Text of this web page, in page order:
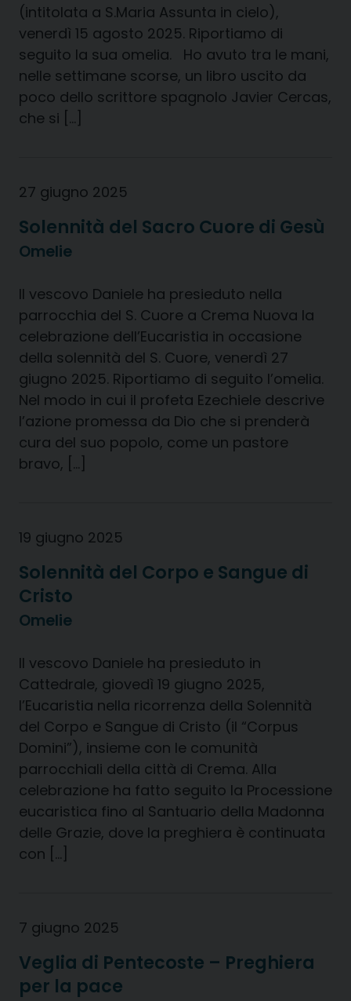
(intitolata a S.Maria Assunta in cielo),
venerdì 15 agosto 2025. Riportiamo di
seguito la sua omelia. Ho avuto tra le mani,
nelle settimane scorse, un libro uscito da
poco dello scrittore spagnolo Javier Cercas,
che si […]
27 giugno 2025
Solennità del Sacro Cuore di Gesù
Omelie
Il vescovo Daniele ha presieduto nella
parrocchia del S. Cuore a Crema Nuova la
celebrazione dell’Eucaristia in occasione
della solennità del S. Cuore, venerdì 27
giugno 2025. Riportiamo di seguito l’omelia.
Nel modo in cui il profeta Ezechiele descrive
l’azione promessa da Dio che si prenderà
cura del suo popolo, come un pastore
bravo, […]
19 giugno 2025
Solennità del Corpo e Sangue di
Cristo
Omelie
Il vescovo Daniele ha presieduto in
Cattedrale, giovedì 19 giugno 2025,
l’Eucaristia nella ricorrenza della Solennità
del Corpo e Sangue di Cristo (il “Corpus
Domini”), insieme con le comunità
parrocchiali della città di Crema. Alla
celebrazione ha fatto seguito la Processione
eucaristica fino al Santuario della Madonna
delle Grazie, dove la preghiera è continuata
con […]
7 giugno 2025
Veglia di Pentecoste – Preghiera
per la pace